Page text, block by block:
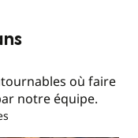
où faire
notre équipe.